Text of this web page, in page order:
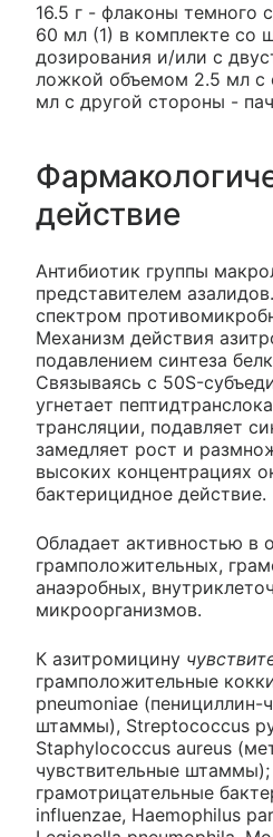
16.5 г - флаконы темного
60 мл (1) в комплекте со
дозирования и/или с
ложкой объемом 2.5 мл с
мл с другой стороны -
действие
Антибиотик группы
представителем
спектром
Механизм действия
подавлением синтеза
Связываясь с 50S-
угнетает
трансляции, подавляет
замедляет рост и
высоких концентрациях
бактерицидное действие.
Обладает активностью в
грамположительных,
анаэробных,
микроорганизмов.
К азитромицину
грамположительные
pneumoniae (пенициллин-
штаммы), Streptococcus
Staphylococcus aureus
чувствительные
грамотрицательные
influenzae, Haemophilus